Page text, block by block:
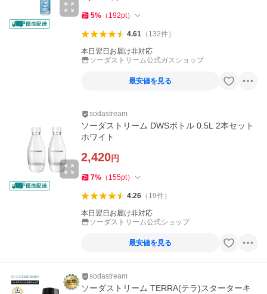
5% （ 192pt）
4.61（ 132件）
本日翌日お届け非対応
ソーダストリーム公式ガスショップ
最安値を見る
sodastream
ソーダストリーム DWSボトル 0.5L 2本セット
ホワイト
2,420円
7% （ 155pt）
4.26（ 19件）
本日翌日お届け非対応
ソーダストリーム公式ショップ
最安値を見る
sodastream
ソーダストリーム TERRA(テラ)スターターキ